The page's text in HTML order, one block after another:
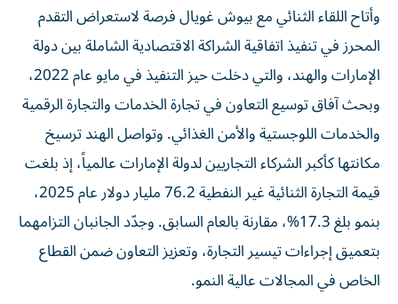
وأتاح اللقاء الثنائي مع بيوش غويال فرصة لاستعراض التقدم
المحرز في تنفيذ اتفاقية الشراكة الاقتصادية الشاملة بين دولة
الإمارات والهند، والتي دخلت حيز التنفيذ في مايو عام 2022،
وبحث آفاق توسيع التعاون في تجارة الخدمات والتجارة الرقمية
والخدمات اللوجستية والأمن الغذائي. وتواصل الهند ترسيخ
مكانتها كأكبر الشركاء التجاريين لدولة الإمارات عالمياً، إذ بلغت
قيمة التجارة الثنائية غير النفطية 76.2 مليار دولار عام 2025،
بنمو بلغ 17.3%، مقارنة بالعام السابق. وجدّد الجانبان التزامهما
بتعميق إجراءات تيسير التجارة، وتعزيز التعاون ضمن القطاع
الخاص في المجالات عالية النمو.